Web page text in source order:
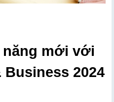
mới với
Business 2024